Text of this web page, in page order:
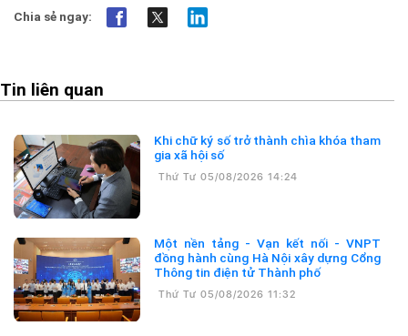
Chia sẻ ngay:
Tin liên quan
Khi chữ ký số trở thành chìa khóa tham
gia xã hội số
Thứ Tư 05/08/2026 14:24
Một nền tảng - Vạn kết nối - VNPT
đồng hành cùng Hà Nội xây dựng Cổng
Thông tin điện tử Thành phố
Thứ Tư 05/08/2026 11:32